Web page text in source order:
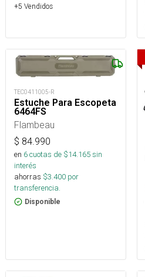
+5 Vendidos
TEC0411005-R
Estuche Para Escopeta
6464FS
Flambeau
$ 84.990
en 6cuotas de $14.165sin
interés
ahorras $3.400 por
transferencia.
Disponible